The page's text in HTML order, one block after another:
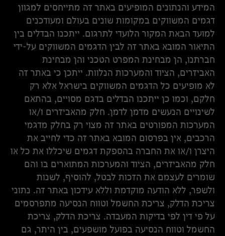
המידע והנתונים המופיעים באתר זה מתייחסים למגוון
דגמים המשווקים במקומות שונים בעולם ומעודכנים
למועד הבאת המקור הלועדי לתרגום. ייתכנו הבדלים בין
התיאור המובא באתר זה לבין הדגמים המשווקים על-ידי
חברתנו, הן מבחינת המפרט הטכני והן מבחינת
האביזרים, הציוד והמערכות הנלוות. ייתכן כי באתר זה
לא מופיעים כל הדגמים המשווקים בישראל אלא רק
חלקם, וכמו כן ייתכנו הבדלים בדגם מסויים, בהתאם
לשינויים הנעשים מדמן לדמן. חלק מהאביזרים ו/או
המערכות המפורטים באתר זה מצוי רק בחלק מדגמי
הרכבים, אין בפרסום המובא באתר זה כדי לחייב את
היצרן ו/או את החברה בהספקת דגמים שיכללו את כל או
חלק מהאביזרים, הציוד והמערכות המתוארים בו והם
שומרים לעצמם את הזכות לבטל, להוסיף, לשנות
ולשפר, ללא הודעה מוקדמת וללא עידכון באתר זה. נתוני
צריכת הדלק, צריכת החשמל וטווח הנסיעה מתפרסמים
על פי דין לפי בדיקות המעבדה. צריכת הדלק, צריכת
החשמל וטווח הנסיעה בפועל מושפעים, בין היתר, גם